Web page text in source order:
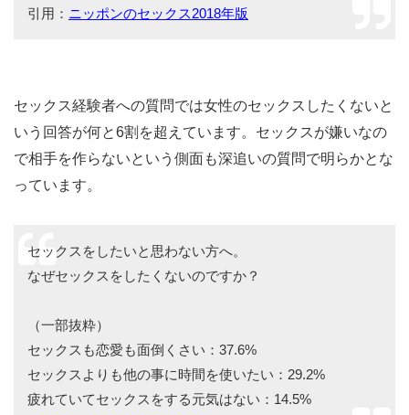
引用： ニッポンのセックス2018年版
セックス経験者への質問では女性のセックスしたくないと
いう回答が何と6割を超えています。セックスが嫌いなの
で相手を作らないという側面も深追いの質問で明らかとな
っています。
セックスをしたいと思わない方へ。
なぜセックスをしたくないのですか？
（一部抜粋）
セックスも恋愛も面倒くさい：37.6%
セックスよりも他の事に時間を使いたい：29.2%
疲れていてセックスをする元気はない：14.5%